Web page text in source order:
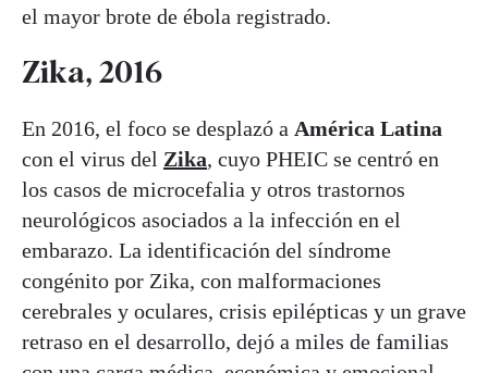
el mayor brote de ébola registrado.
Zika, 2016
En 2016, el foco se desplazó a América Latina
con el virus del Zika, cuyo PHEIC se centró en
los casos de microcefalia y otros trastornos
neurológicos asociados a la infección en el
embarazo. La identificación del síndrome
congénito por Zika, con malformaciones
cerebrales y oculares, crisis epilépticas y un grave
retraso en el desarrollo, dejó a miles de familias